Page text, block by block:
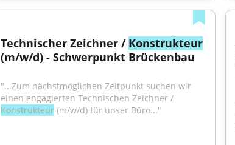
Technischer Zeichner / Konstrukteur
(m/w/d) - Schwerpunkt Brückenbau
"...Zum nächstmöglichen Zeitpunkt suchen wir
Konstrukteur (m/w/d) für unser Büro..."